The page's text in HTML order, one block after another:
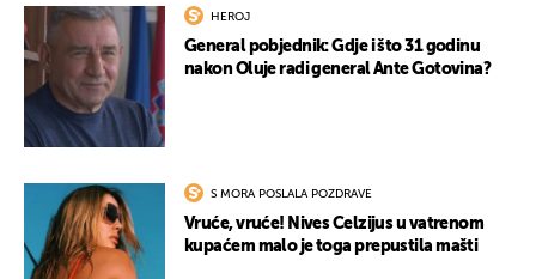
HEROJ
General pobjednik: Gdje i što 31 godinu
nakon Oluje radi general Ante Gotovina?
S MORA POSLALA POZDRAVE
Vruće, vruće! Nives Celzijus u vatrenom
kupaćem malo je toga prepustila mašti